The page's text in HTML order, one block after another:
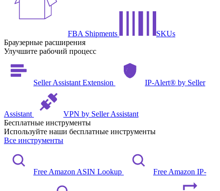
FBA Shipments
SKUs
Браузерные расширения
Улучшите рабочий процесс
Seller Assistant Extension IP-Alert® by Seller
Assistant
VPN by Seller Assistant
Бесплатные инструменты
Используйте наши бесплатные инструменты
Все инструменты
Free Amazon ASIN Lookup Free Amazon IP-